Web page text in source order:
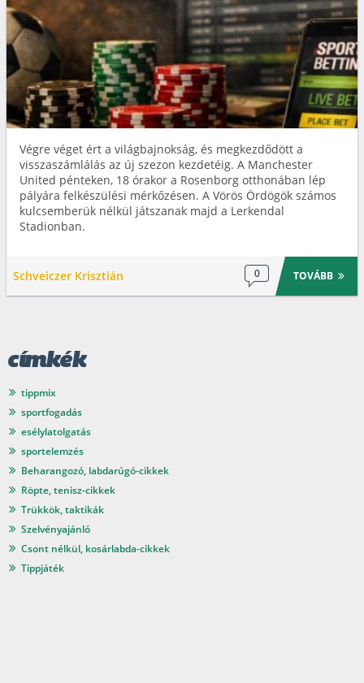
Végre véget ért a világbajnokság, és megkezdődött a
visszaszámlálás az új szezon kezdetéig. A Manchester
United pénteken, 18 órakor a Rosenborg otthonában lép
pályára felkészülési mérkőzésen. A Vörös Ördögök számos
kulcsemberük nélkül játszanak majd a Lerkendal
Stadionban.
Schveiczer Krisztián 0 TOVÁBB
címkék
tippmix
sportfogadás
esélylatolgatás
sportelemzés
Beharangozó, labdarúgó-cikkek
Röpte, tenisz-cikkek
Trükkök, taktikák
Szelvényajánló
Csont nélkül, kosárlabda-cikkek
Tippjáték